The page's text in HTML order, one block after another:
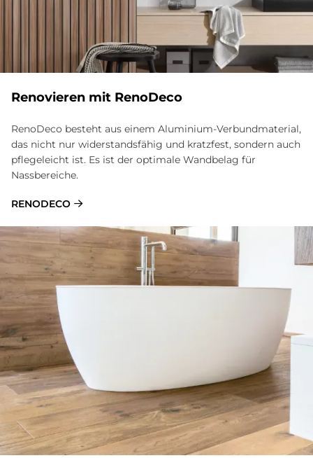
Re­no­vie­ren mit Reno­Deco
RenoDeco besteht aus einem Aluminium-Verbundmaterial,
das nicht nur widerstandsfähig und kratzfest, sondern auch
pflegeleicht ist. Es ist der optimale Wandbelag für
Nassbereiche.
RENODECO